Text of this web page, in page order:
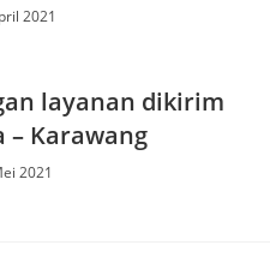
2021
layanan dikirim
– Karawang
2021